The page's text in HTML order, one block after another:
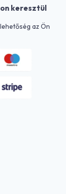
keresztül
az Ön